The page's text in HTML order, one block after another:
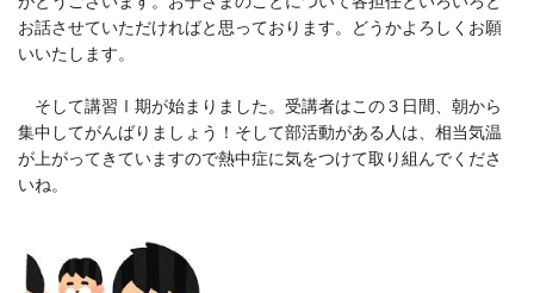
お話させていただければと思っております。どうかよろしくお願
いいたします。
そして講習Ⅰ期が始まりました。受講者はこの３日間、朝から
集中してがんばりましょう！そして部活動がある人は、相当気温
が上がってきていますので熱中症に気をつけて取り組んでくださ
いね。